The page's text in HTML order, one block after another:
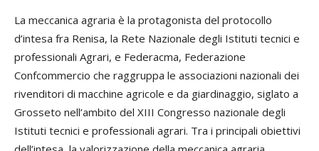
La meccanica agraria è la protagonista del protocollo
d’intesa fra Renisa, la Rete Nazionale degli Istituti tecnici e
professionali Agrari, e Federacma, Federazione
Confcommercio che raggruppa le associazioni nazionali dei
rivenditori di macchine agricole e da giardinaggio, siglato a
Grosseto nell’ambito del XIII Congresso nazionale degli
Istituti tecnici e professionali agrari. Tra i principali obiettivi